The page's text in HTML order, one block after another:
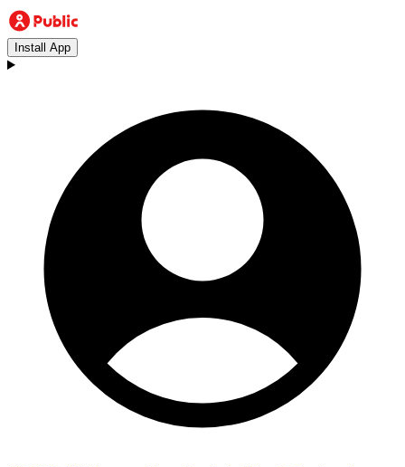
Install App